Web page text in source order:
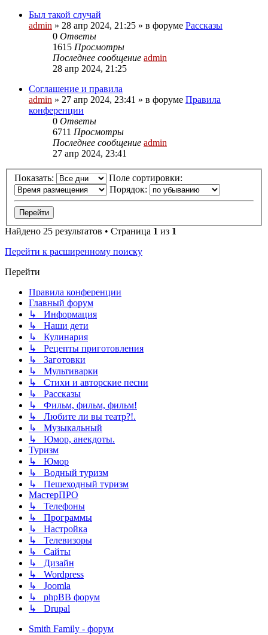
Был такой случай
admin » 28 апр 2024, 21:25 » в форуме Рассказы
0 Ответы
1615 Просмотры
Последнее сообщение admin
28 апр 2024, 21:25
Соглашение и правила
admin » 27 апр 2024, 23:41 » в форуме Правила
конференции
0 Ответы
6711 Просмотры
Последнее сообщение admin
27 апр 2024, 23:41
Показать:
Поле сортировки:
Порядок:
Найдено 25 результатов • Страница 1 из 1
Перейти к расширенному поиску
Перейти
Правила конференции
Главный форум
↳ Информация
↳ Наши дети
↳ Кулинария
↳ Рецепты приготовления
↳ Заготовки
↳ Мультиварки
↳ Стихи и авторские песни
↳ Рассказы
↳ Фильм, фильм, фильм!
↳ Любите ли вы театр?!.
↳ Музыкальный
↳ Юмор, анекдоты.
Туризм
↳ Юмор
↳ Водный туризм
↳ Пешеходный туризм
МастерПРО
↳ Телефоны
↳ Программы
↳ Настройка
↳ Телевизоры
↳ Сайты
↳ Дизайн
↳ Wordpress
↳ Joomla
↳ phpBB форум
↳ Drupal
Smith Family - форум